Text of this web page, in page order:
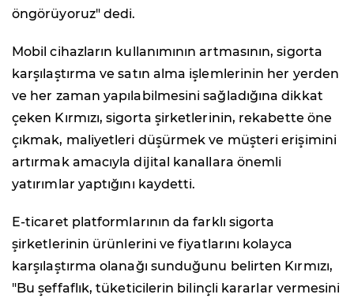
öngörüyoruz" dedi.
Mobil cihazların kullanımının artmasının, sigorta
karşılaştırma ve satın alma işlemlerinin her yerden
ve her zaman yapılabilmesini sağladığına dikkat
çeken Kırmızı, sigorta şirketlerinin, rekabette öne
çıkmak, maliyetleri düşürmek ve müşteri erişimini
artırmak amacıyla dijital kanallara önemli
yatırımlar yaptığını kaydetti.
E-ticaret platformlarının da farklı sigorta
şirketlerinin ürünlerini ve fiyatlarını kolayca
karşılaştırma olanağı sunduğunu belirten Kırmızı,
"Bu şeffaflık, tüketicilerin bilinçli kararlar vermesini